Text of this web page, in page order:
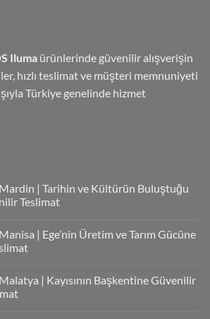
Iluma ürünlerinde güvenilir alışverişin
hızlı teslimat ve müşteri memnuniyeti
Türkiye genelinde hizmet
| Tarihin ve Kültürün Buluştuğu
Teslimat
| Ege’nin Üretim ve Tarım Gücüne
| Kayısının Başkentine Güvenilir